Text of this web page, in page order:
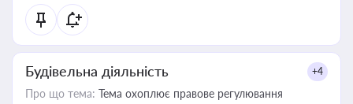
статусу суб'єктів оціночної діяльності
Будівельна діяльність +4
Про що тема: Тема охоплює правове регулювання